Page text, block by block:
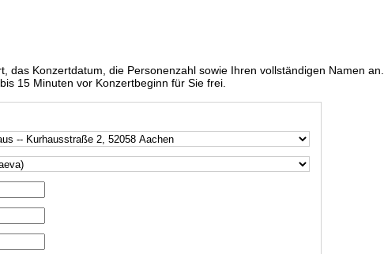
das Konzertdatum, die Personenzahl sowie Ihren vollständigen Namen an.
15 Minuten vor Konzertbeginn für Sie frei.